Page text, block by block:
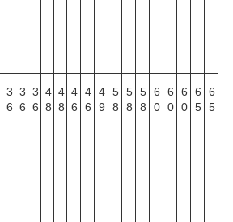
3
6
3
6
3
6
4
8
4
8
4
6
4
6
4
9
5
8
5
8
5
8
6
0
6
0
6
0
6
5
6
5